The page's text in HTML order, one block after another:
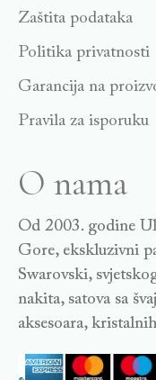
Zaštita podataka
Politika privatnosti
Garancija na
Pravila za isporuku
O nama
Od 2003. godine
Gore, ekskluzivni
Swarovski,
nakita, satova sa
aksesoara,